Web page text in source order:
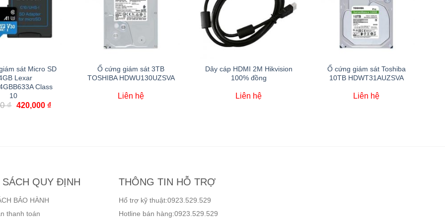
sát Micro SD
Lexar
Class
10
₫ 420,000 ₫
Ổ cứng giám sát 3TB
TOSHIBA HDWU130UZSVA
Liên hệ
Dây cáp HDMI 2M Hikvision
100% đồng
Liên hệ
Ổ cứng giám sát Toshiba
10TB HDWT31AUZSVA
Liên hệ
SÁCH QUY ĐỊNH
BẢO HÀNH
thanh toán
THÔNG TIN HỖ TRỢ
Hổ trợ kỹ thuật:0923.529.529
Hotline bán hàng:0923.529.529